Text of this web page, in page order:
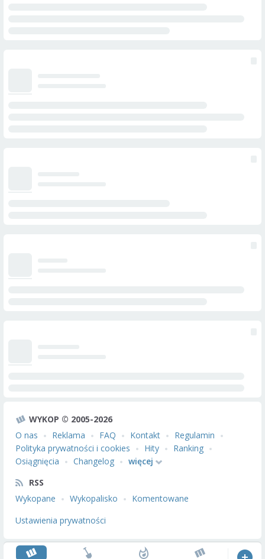
WYKOP © 2005-2026
O nas
Reklama FAQ Kontakt
Regulamin
Polityka prywatności i cookies
Hity
Ranking
Osiągnięcia
Changelog
więcej
RSS
Wykopane
Wykopalisko
Komentowane
Ustawienia prywatności